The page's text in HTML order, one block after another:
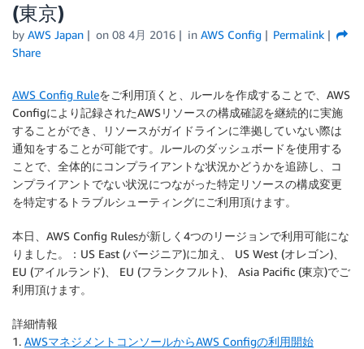
(東京)
by AWS Japan on 08 4月 2016 in AWS Config
Permalink
Share
AWS Config Ruleをご利用頂くと、ルールを作成することで、AWS
Configにより記録されたAWSリソースの構成確認を継続的に実施
することができ、リソースがガイドラインに準拠していない際は
通知をすることが可能です。ルールのダッシュボードを使用する
ことで、全体的にコンプライアントな状況かどうかを追跡し、コ
ンプライアントでない状況につながった特定リソースの構成変更
を特定するトラブルシューティングにご利用頂けます。
本日、AWS Config Rulesが新しく4つのリージョンで利用可能にな
りました。：US East (バージニア)に加え、 US West (オレゴン)、
EU (アイルランド)、 EU (フランクフルト)、 Asia Pacific (東京)でご
利用頂けます。
詳細情報
1. AWSマネジメントコンソールからAWS Configの利用開始